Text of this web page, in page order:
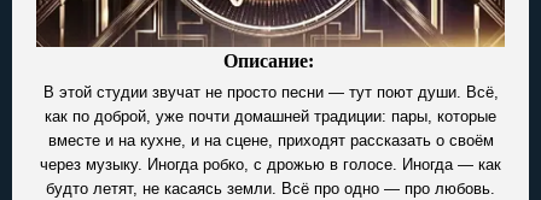
Описание:
В этой студии звучат не просто песни — тут поют души. Всё,
как по доброй, уже почти домашней традиции: пары, которые
вместе и на кухне, и на сцене, приходят рассказать о своём
через музыку. Иногда робко, с дрожью в голосе. Иногда — как
будто летят, не касаясь земли. Всё про одно — про любовь.